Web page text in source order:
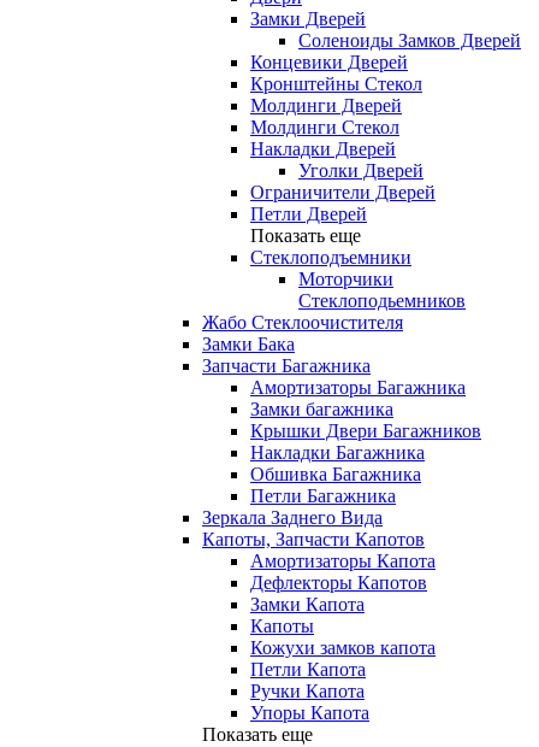
Замки Дверей
Соленоиды Замков Дверей
Концевики Дверей
Кронштейны Стекол
Молдинги Дверей
Молдинги Стекол
Накладки Дверей
Уголки Дверей
Ограничители Дверей
Петли Дверей
Показать еще
Стеклоподъемники
Моторчики
Стеклоподьемников
Жабо Стеклоочистителя
Замки Бака
Запчасти Багажника
Амортизаторы Багажника
Замки багажника
Крышки Двери Багажников
Накладки Багажника
Обшивка Багажника
Петли Багажника
Зеркала Заднего Вида
Капоты, Запчасти Капотов
Амортизаторы Капота
Дефлекторы Капотов
Замки Капота
Капоты
Кожухи замков капота
Петли Капота
Ручки Капота
Упоры Капота
Показать еще